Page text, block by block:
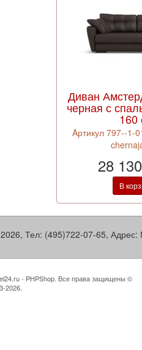
Диван
черная с
160
Aртикул 797--1-
28
В
2026, Тел: (495)722-07-65, Адрес:
- PHPShop. Все права защищены ©
2026.